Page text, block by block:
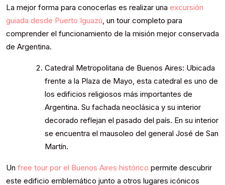
La mejor forma para conocerlas es realizar una excursión
guiada desde Puerto Iguazú, un tour completo para
comprender el funcionamiento de la misión mejor conservada
de Argentina.
Catedral Metropolitana de Buenos Aires: Ubicada
frente a la Plaza de Mayo, esta catedral es uno de
los edificios religiosos más importantes de
Argentina. Su fachada neoclásica y su interior
decorado reflejan el pasado del país. En su interior
se encuentra el mausoleo del general José de San
Martín.
Un free tour por el Buenos Aires histórico permite descubrir
este edificio emblemático junto a otros lugares icónicos